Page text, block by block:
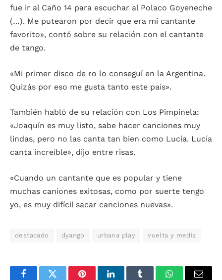
fue ir al Caño 14 para escuchar al Polaco Goyeneche
(…). Me putearon por decir que era mi cantante
favorito», contó sobre su relación con el cantante
de tango.
«Mi primer disco de ro lo conseguí en la Argentina.
Quizás por eso me gusta tanto este país».
También habló de su relación con Los Pimpinela:
«Joaquín es muy listo, sabe hacer canciones muy
lindas, pero no las canta tan bien como Lucía. Lucía
canta increíble», dijo entre risas.
«Cuando un cantante que es popular y tiene
muchas caniones exitosas, como por suerte tengo
yo, es muy difícil sacar canciones nuevas».
destacado dyango urbana play vuelta y media